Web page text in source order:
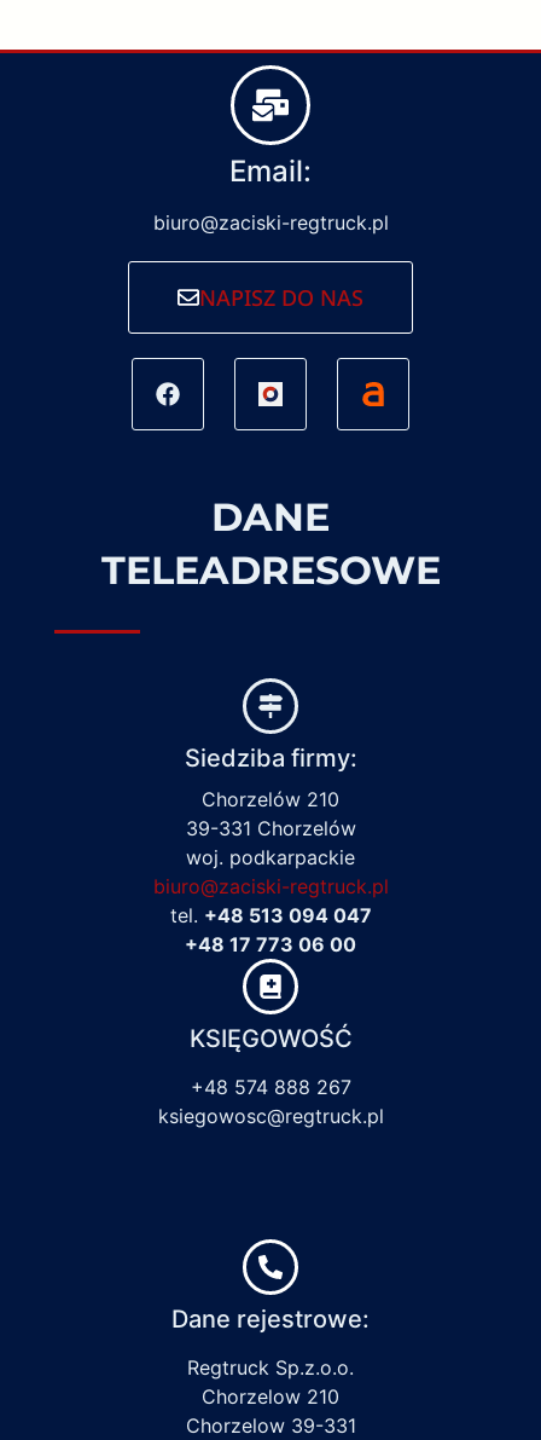
Email:
biuro@zaciski-regtruck.pl
NAPISZ DO NAS
DANE
TELEADRESOWE
Siedziba firmy:
Chorzelów 210
39-331 Chorzelów
woj. podkarpackie
biuro@zaciski-regtruck.pl
tel. +48 513 094 047
+48 17 773 06 00
KSIĘGOWOŚĆ
+48 574 888 267
ksiegowosc@regtruck.pl
Dane rejestrowe:
Regtruck Sp.z.o.o.
Chorzelow 210
Chorzelow 39-331